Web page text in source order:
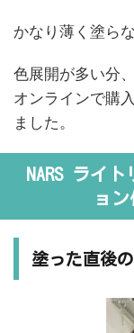
かなり薄く塗ら
色展開が多い分
オンラインで購
ました。
NARS ライ
ョ
塗った直後